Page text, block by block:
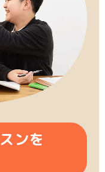
ンを